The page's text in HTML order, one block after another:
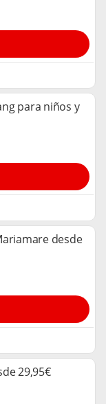
para niños y
desde
29,95€